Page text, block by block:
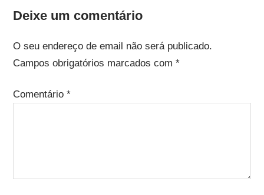
Deixe um comentário
O seu endereço de email não será publicado.
Campos obrigatórios marcados com *
Comentário *